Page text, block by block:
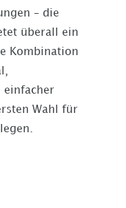
– die
überall ein
Kombination
einfacher
Wahl für